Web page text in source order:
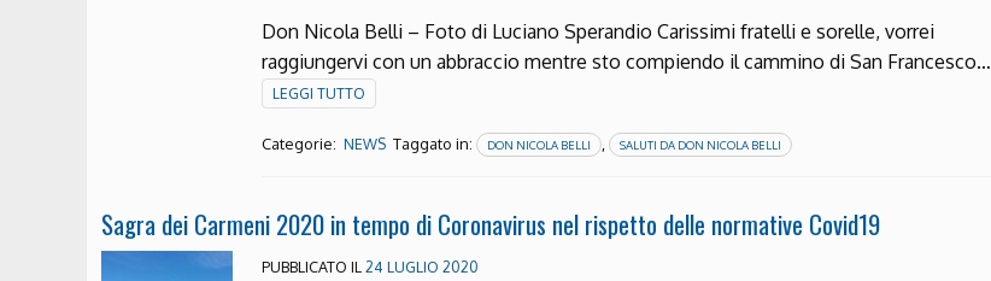
Don Nicola Belli – Foto di Luciano Sperandio Carissimi fratelli e sorelle, vorrei
raggiungervi con un abbraccio mentre sto compiendo il cammino di San Francesco…
LEGGI TUTTO
Categorie: NEWS Taggato in: DON NICOLA BELLI , SALUTI DA DON NICOLA BELLI
Sagra dei Carmeni 2020 in tempo di Coronavirus nel rispetto delle normative Covid19
PUBBLICATO IL24 LUGLIO 2020